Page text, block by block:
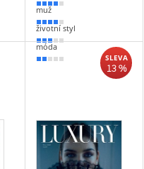
80 %
muž
70 %
životní styl
60 %
móda
30 %
SLEVA
13 %